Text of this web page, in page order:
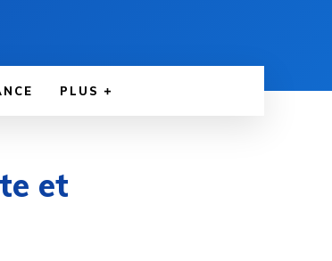
PLUS
et